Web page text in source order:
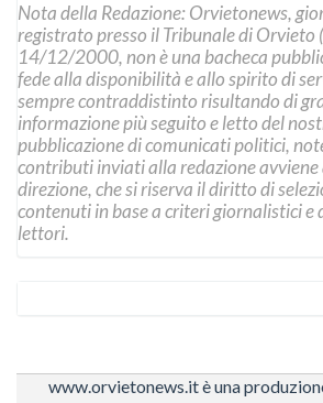
Nota della Redazione: Orvietonews,
registrato presso il Tribunale di Orvieto
14/12/2000, non è una bacheca
fede alla disponibilità e allo spirito di
sempre contraddistinto risultando di
informazione più seguito e letto del
pubblicazione di comunicati politici,
contributi inviati alla redazione avviene
direzione, che si riserva il diritto di
contenuti in base a criteri giornalistici e
lettori.
www.orvietonews.it è una